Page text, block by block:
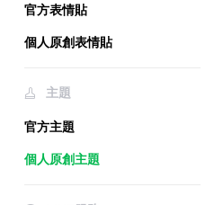
官方表情貼
個人原創表情貼
主題
官方主題
個人原創主題